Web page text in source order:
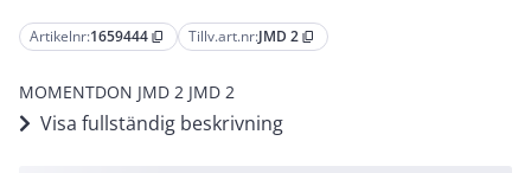
Artikelnr:1659444 content_copy Tillv.art.nr:JMD 2 content_copy
MOMENTDON JMD 2 JMD 2
Visa fullständig beskrivning